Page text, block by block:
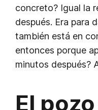
concreto? Igual la
después. Era para
también está en
entonces porque
minutos después?
El